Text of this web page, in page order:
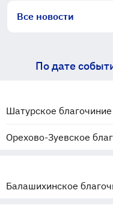
Все новости
По дате
Шатурское благочиние
Орехово-Зуевское
Балашихинское